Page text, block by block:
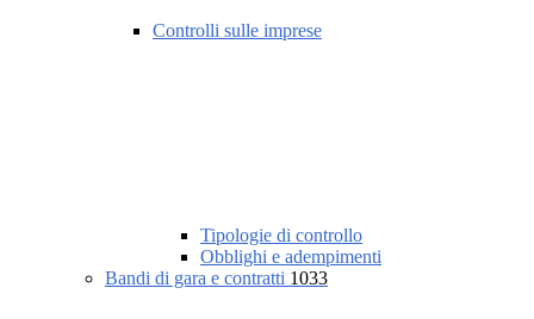
Controlli sulle imprese
Tipologie di controllo
Obblighi e adempimenti
Bandi di gara e contratti 1033